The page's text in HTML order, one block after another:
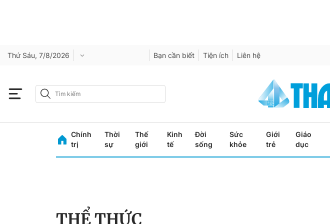
Thứ Sáu, 7/8/2026 Bạn cần biết Tiện ích Liên hệ
Chính
trị
Thời
sự
Thế
giới
Kinh
tế
Đời
sống
Sức
khỏe
Giới
trẻ
Giáo
dục
THỂ THỨC